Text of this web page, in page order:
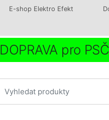
E-shop Elektro Efekt
DOPRAVA pro